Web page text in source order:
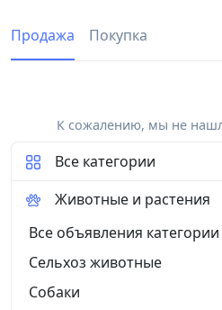
Продажа Покупка
К сожалению, мы не
Все категории
Животные и растения
Все объявления категории
Сельхоз животные
Собаки